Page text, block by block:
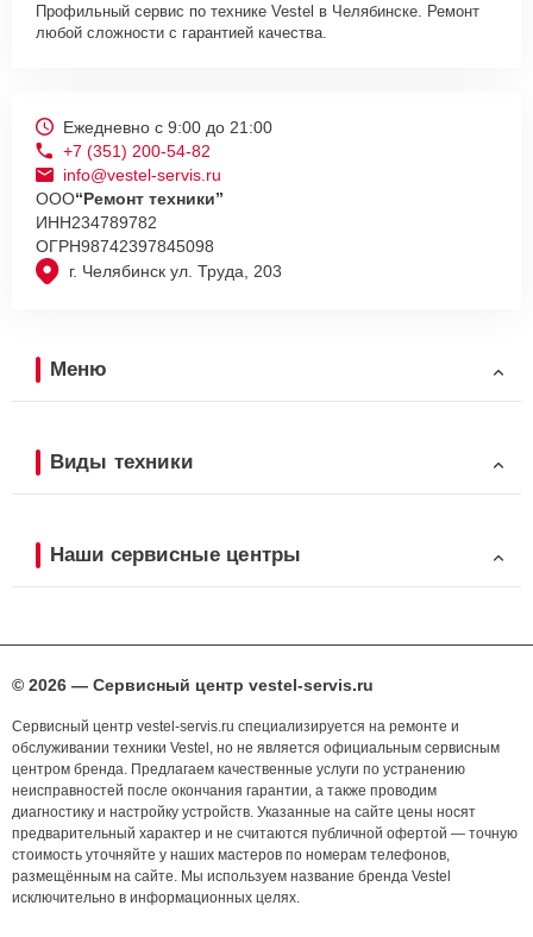
Профильный сервис по технике Vestel в Челябинске. Ремонт
любой сложности с гарантией качества.
г. Челябинск ул. Труда, 203
Ежедневно с 9:00 до 21:00
+7 (351) 200-54-82
info@vestel-servis.ru
ООО“Ремонт техники”
ИНН234789782
ОГРН98742397845098
Меню
Виды техники
Наши сервисные центры
© 2026 — Сервисный центр vestel-servis.ru
Сервисный центр vestel-servis.ru специализируется на ремонте и
обслуживании техники Vestel, но не является официальным сервисным
центром бренда. Предлагаем качественные услуги по устранению
неисправностей после окончания гарантии, а также проводим
диагностику и настройку устройств. Указанные на сайте цены носят
предварительный характер и не считаются публичной офертой — точную
стоимость уточняйте у наших мастеров по номерам телефонов,
размещённым на сайте. Мы используем название бренда Vestel
исключительно в информационных целях.